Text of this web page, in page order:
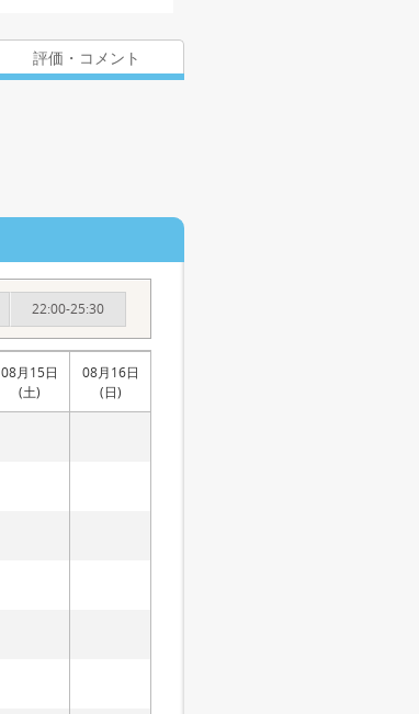
評価・コメント
22:00-25:30
08月15日
(土)
08月16日
(日)